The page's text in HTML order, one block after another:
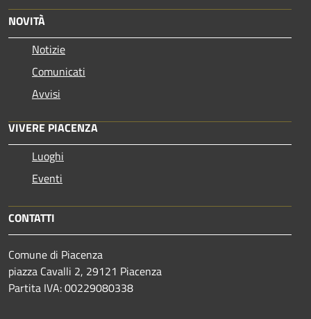
NOVITÀ
Notizie
Comunicati
Avvisi
VIVERE PIACENZA
Luoghi
Eventi
CONTATTI
Comune di Piacenza
piazza Cavalli 2, 29121 Piacenza
Partita IVA: 00229080338